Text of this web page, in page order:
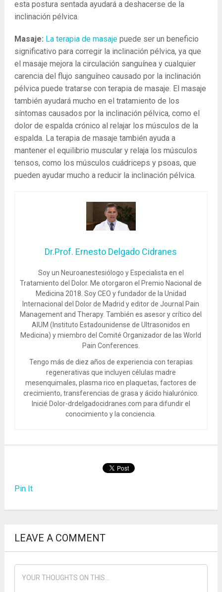
esta postura sentada ayudará a deshacerse de la
inclinación pélvica.
Masaje: La ​​terapia de masaje puede ser un beneficio
significativo para corregir la inclinación pélvica, ya que
el masaje mejora la circulación sanguínea y cualquier
carencia del flujo sanguíneo causado por la inclinación
pélvica puede tratarse con terapia de masaje. El masaje
también ayudará mucho en el tratamiento de los
síntomas causados ​​por la inclinación pélvica, como el
dolor de espalda crónico al relajar los músculos de la
espalda. La terapia de masaje también ayuda a
mantener el equilibrio muscular y relaja los músculos
tensos, como los músculos cuádriceps y psoas, que
pueden ayudar mucho a reducir la inclinación pélvica.
Dr.Prof. Ernesto Delgado Cidranes
Soy un Neuroanestesiólogo y Especialista en el
Tratamiento del Dolor. Me otorgaron el Premio Nacional de
Medicina 2018. Soy CEO y fundador de la Unidad
Internacional del Dolor de Madrid y editor de Journal Pain
Management and Therapy. También es asesor y crítico del
AIUM (Instituto Estadounidense de Ultrasonidos en
Medicina) y miembro del Comité Organizador de las World
Pain Conferences.
Tengo más de diez años de experiencia con terapias
regenerativas que incluyen células madre
mesenquimales, plasma rico en plaquetas, factores de
crecimiento, transferencias de grasa y ácido hialurónico.
Inicié Dolor-drdelgadocidranes.com para difundir el
conocimiento y la conciencia.
Pin It
LEAVE A COMMENT